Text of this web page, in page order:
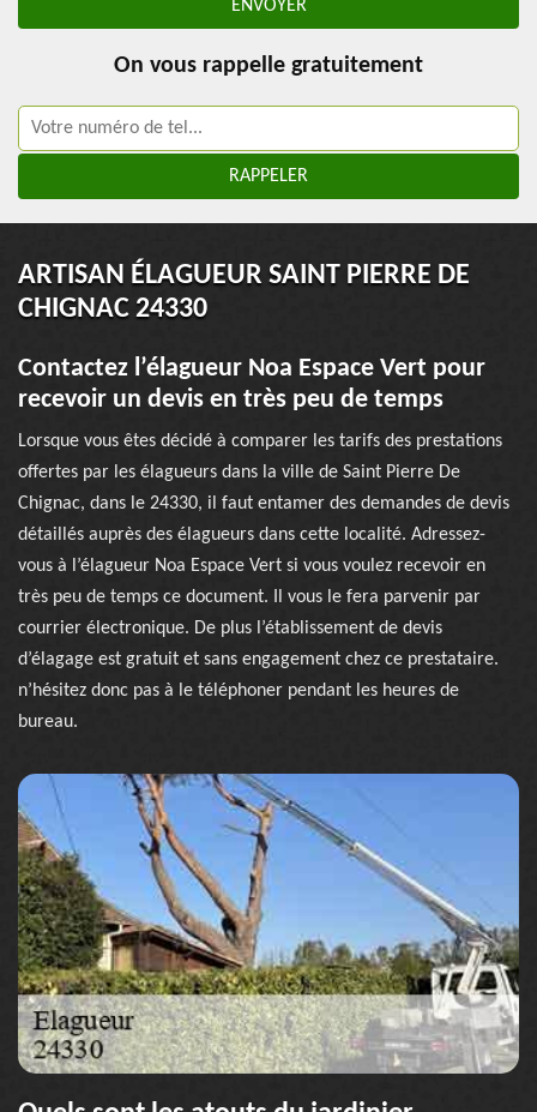
On vous rappelle gratuitement
ARTISAN ÉLAGUEUR SAINT PIERRE DE
CHIGNAC 24330
Contactez l’élagueur Noa Espace Vert pour
recevoir un devis en très peu de temps
Lorsque vous êtes décidé à comparer les tarifs des prestations
offertes par les élagueurs dans la ville de Saint Pierre De
Chignac, dans le 24330, il faut entamer des demandes de devis
détaillés auprès des élagueurs dans cette localité. Adressez-
vous à l’élagueur Noa Espace Vert si vous voulez recevoir en
très peu de temps ce document. Il vous le fera parvenir par
courrier électronique. De plus l’établissement de devis
d’élagage est gratuit et sans engagement chez ce prestataire.
n’hésitez donc pas à le téléphoner pendant les heures de
bureau.